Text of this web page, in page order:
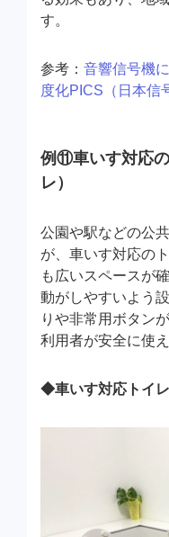
す。
参考： 音響信号機
度化PICS（日本信
例⑪車いす対応
レ）
公園や駅などの公
が、車いす対応の
も広いスペースが
動がしやすいよう
りや非常用ボタン
利用者が安全に使
◆車いす対応トイレ